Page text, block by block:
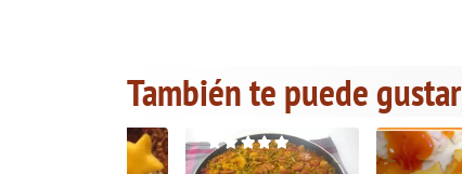
También te puede gustar